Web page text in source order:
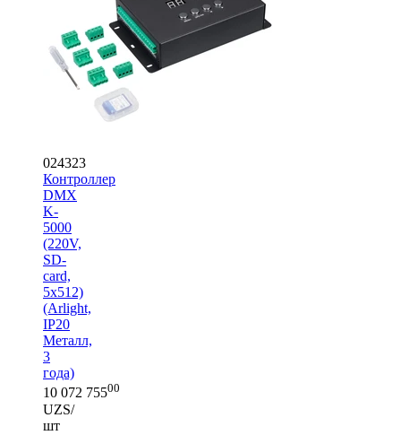
024323
Контроллер
DMX
K-
5000
(220V,
SD-
card,
5x512)
(Arlight,
IP20
Металл,
3
года)
10 072 75500
UZS/
шт